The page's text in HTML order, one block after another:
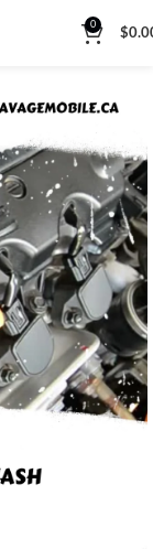
0
$